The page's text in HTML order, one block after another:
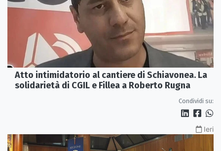
Atto intimidatorio al cantiere di Schiavonea. La
solidarietà di CGIL e Fillea a Roberto Rugna
Condividi su:
Ieri